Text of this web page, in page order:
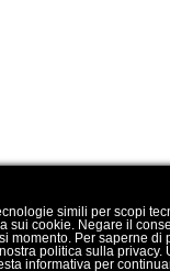
simili per scopi
sui cookie. Negare il
momento. Per saperne
politica sulla
informativa per